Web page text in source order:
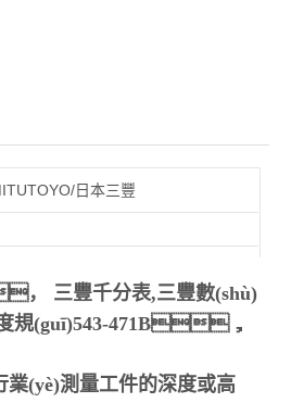
日本三豐
， 三豐千分表,三豐數(shù)
規(guī)543-471B，
業(yè)測量工件的深度或高